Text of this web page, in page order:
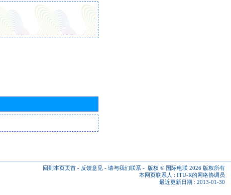
回到本页页首 - 反馈意见 - 请与我们联系 - 版权 © 国际电联 2026 版权所有
本网页联系人 : ITU-R的网络协调员
最近更新日期 : 2013-01-30